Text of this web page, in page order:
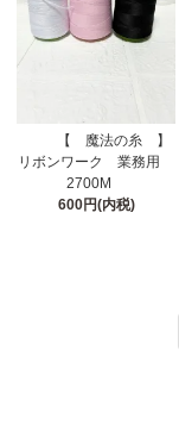
【 魔法の糸 】
リボンワーク 業務用
2700M
600円(内税)